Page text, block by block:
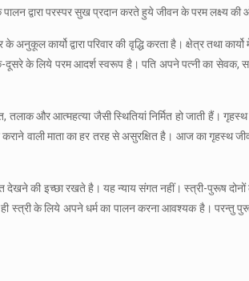
पालन द्वारा परस्पर सुख प्रदान करते हुये जीवन के परम लक्ष्य
कार्यो द्वारा परिवार की वृद्धि करता है। क्षेत्र तथा कार्यो
दूसरे के लिये परम आदर्श स्वरूप है। पति अपने पत्नी का सेवक,
और आत्महत्या जैसी स्थितियां निर्मित हो जाती हैं।
वाली माता का हर तरह से असुरक्षित है। आज का गृहस्थ
देखने की इच्छा रखते है। यह न्याय संगत नहीं। स्त्री-पुरूष
स्त्री के लिये अपने धर्म का पालन करना आवश्यक है। परन्तु